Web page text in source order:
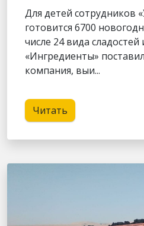
Для детей сотрудников
готовится 6700
числе 24 вида
«Ингредиенты»
компания, выи...
Читать